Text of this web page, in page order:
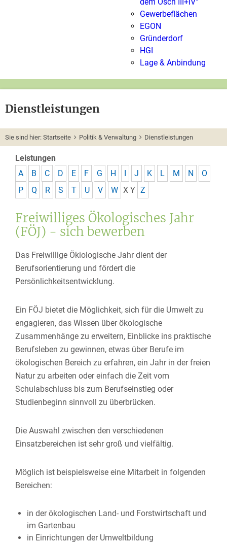
Gewerbeflächen
EGON
Gründerdorf
HGI
Lage & Anbindung
Dienstleistungen
Sie sind hier: Startseite Politik & Verwaltung Dienstleistungen
Leistungen
A
B C D E F G H I J K L M N
O
P
Q R S T U V W X Y Z
Freiwilliges Ökologisches Jahr
(FÖJ) - sich bewerben
Das Freiwillige Ökiologische Jahr dient der
Berufsorientierung und fördert die
Persönlichkeitsentwicklung.
Ein FÖJ bietet die Möglichkeit, sich für die Umwelt zu
engagieren, das Wissen über ökologische
Zusammenhänge zu erweitern, Einblicke ins praktische
Berufsleben zu gewinnen, etwas über Berufe im
ökologischen Bereich zu erfahren, ein Jahr in der freien
Natur zu arbeiten oder einfach die Zeit vom
Schulabschluss bis zum Berufseinstieg oder
Studienbeginn sinnvoll zu überbrücken.
Die Auswahl zwischen den verschiedenen
Einsatzbereichen ist sehr groß und vielfältig.
Möglich ist beispielsweise eine Mitarbeit in folgenden
Bereichen:
in der ökologischen Land- und Forstwirtschaft und
im Gartenbau
in Einrichtungen der Umweltbildung